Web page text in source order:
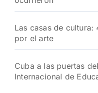
Las casas de cultura:
por el arte
Cuba a las puertas
Internacional de